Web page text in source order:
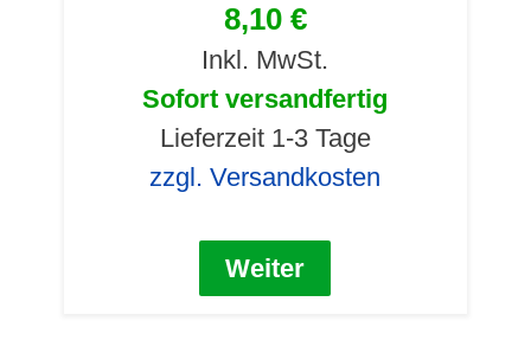
8,10 €
Inkl. MwSt.
Sofort versandfertig
Lieferzeit 1-3 Tage
zzgl. Versandkosten
Weiter